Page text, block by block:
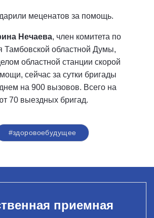
меценатов за помощь.
Нечаева, член комитета по
Тамбовской областной Думы,
областной станции скорой
сейчас за сутки бригады
на 900 вызовов. Всего на
70 выездных бригад.
#здоровоебудущее
приемная